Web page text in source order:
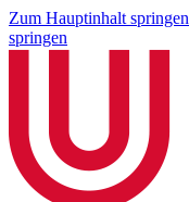
Zum Hauptinhalt springen
springen